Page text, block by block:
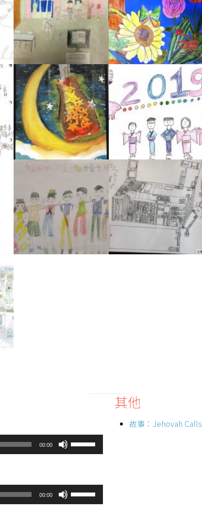
00:00
U
s
p
/
00:00
U
s
其他
故事：Jehovah Calls